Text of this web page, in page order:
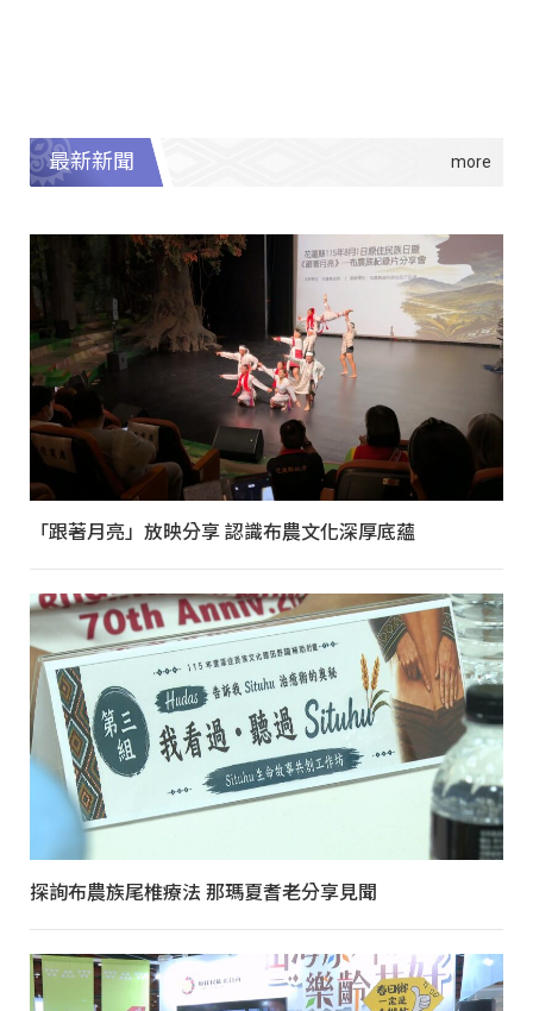
最新新聞
「跟著月亮」放映分享 認識布農文化深厚底蘊
探詢布農族尾椎療法 那瑪夏耆老分享見聞